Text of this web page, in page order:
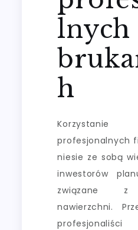
h
profesjonalnych
niesie ze sobą
inwestorów
związane z
nawierzchni.